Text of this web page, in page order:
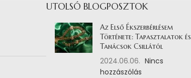
UTOLSÓ BLOGPOSZTOK
Az Első Ékszerbérlésem
Története: Tapasztalatok és
Tanácsok Csillától
2024.06.06. Nincs
hozzászólás